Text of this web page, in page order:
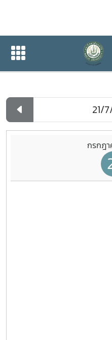
ปฏิทินกิจกรรมข
ปฏิทินกิจกรรมของหน่วยงาน
กรกฎ